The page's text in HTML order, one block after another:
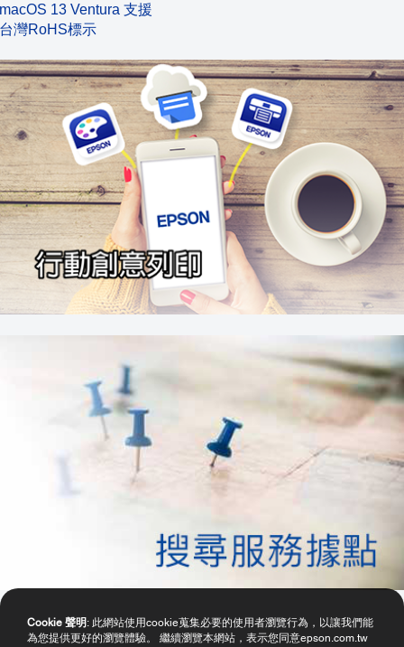
macOS 13 Ventura 支援
台灣RoHS標示
Cookie 聲明 : 此網站使用cookie蒐集必要的使用者瀏覽行為，以讓我們能
為您提供更好的瀏覽體驗。 繼續瀏覽本網站，表示您同意epson.com.tw